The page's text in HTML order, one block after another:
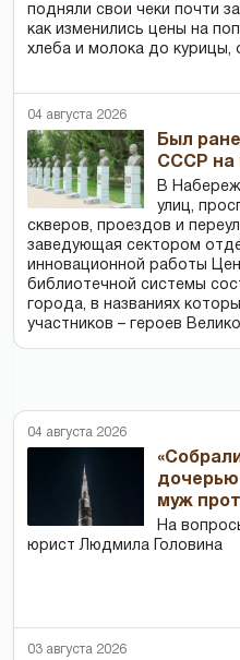
подняли свои чеки почти
как изменились цены на
хлеба и молока до курицы,
04 августа 2026
Был
СССР на
В
улиц,
скверов, проездов и
заведующая сектором
инновационной работы
библиотечной системы
города, в названиях
участников – героев
04 августа 2026
муж
На
юрист Людмила Головина
03 августа 2026